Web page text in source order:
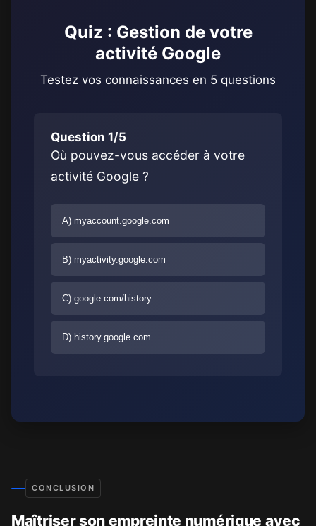
Quiz : Gestion de votre
activité Google
Testez vos connaissances en 5 questions
Question 1/5
Où pouvez-vous accéder à votre
activité Google ?
A) myaccount.google.com
B) myactivity.google.com
C) google.com/history
D) history.google.com
CONCLUSION
Maîtriser son empreinte numérique avec